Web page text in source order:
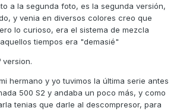
a la segunda foto, es la segunda versión,
y venia en diversos colores creo que
lo curioso, era el sistema de mezcla
tiempos era "demasié"
version.
hermano y yo tuvimos la última serie antes
500 S2 y andaba un poco más, y como
tenias que darle al descompresor, para